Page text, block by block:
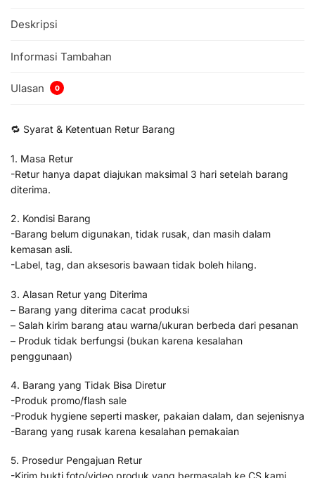
Deskripsi
Informasi Tambahan
Ulasan 0
🔁 Syarat & Ketentuan Retur Barang
1. Masa Retur
-Retur hanya dapat diajukan maksimal 3 hari setelah barang
diterima.
2. Kondisi Barang
-Barang belum digunakan, tidak rusak, dan masih dalam
kemasan asli.
-Label, tag, dan aksesoris bawaan tidak boleh hilang.
3. Alasan Retur yang Diterima
– Barang yang diterima cacat produksi
– Salah kirim barang atau warna/ukuran berbeda dari pesanan
– Produk tidak berfungsi (bukan karena kesalahan
penggunaan)
4. Barang yang Tidak Bisa Diretur
-Produk promo/flash sale
-Produk hygiene seperti masker, pakaian dalam, dan sejenisnya
-Barang yang rusak karena kesalahan pemakaian
5. Prosedur Pengajuan Retur